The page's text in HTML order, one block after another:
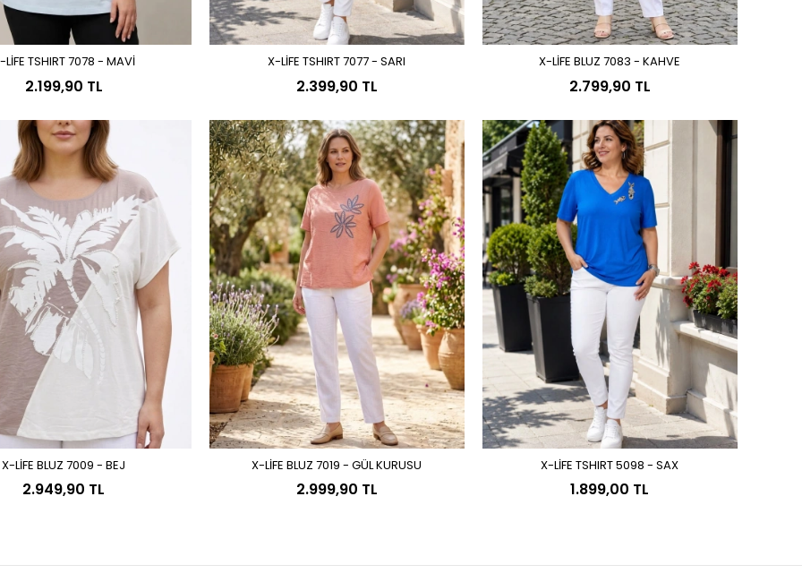
Sepete Ekle
LİFE TSHIRT 7078 - MAVİ
2.199,90 TL
Sepete Ekle
X-LİFE TSHIRT 7077 - SARI
2.399,90 TL
Sepete Ekle
X-LİFE BLUZ 7083 - KAHVE
2.799,90 TL
Sepete Ekle
X-LİFE BLUZ 7009 - BEJ
2.949,90 TL
Sepete Ekle
X-LİFE BLUZ 7019 - GÜL KURUSU
2.999,90 TL
Sepete Ekle
X-LİFE TSHIRT 5098 - SAX
1.899,00 TL